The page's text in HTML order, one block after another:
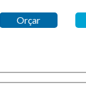
Orçar